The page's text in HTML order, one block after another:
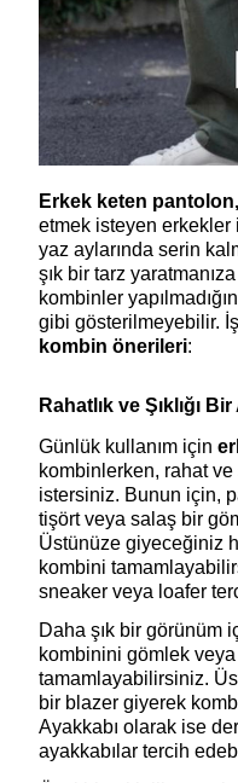
Erkek keten pantolon,
etmek isteyen
yaz aylarında serin
şık bir tarz
kombinler
gibi gösterilmeyebilir.
kombin önerileri:
Rahatlık ve Şıklığı
Günlük kullanım için
kombinlerken, rahat
istersiniz. Bunun için,
tişört veya salaş bir
Üstünüze giyeceğiniz
kombini
sneaker veya loafer
Daha şık bir görünüm
kombinini gömlek
tamamlayabilirsiniz.
bir blazer giyerek
Ayakkabı olarak ise
ayakkabılar tercih